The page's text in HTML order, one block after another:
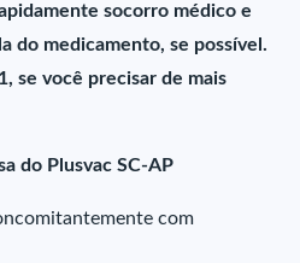
socorro médico e
do medicamento, se possível.
se você precisar de mais
do Plusvac SC-AP
com